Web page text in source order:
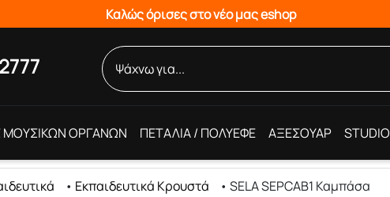
Καλώς όρισες στο νέο μας eshop
ΜΟΥΣΙΚΩΝ ΟΡΓΑΝΩΝ ΠΕΤΑΛΙΑ / ΠΟΛΥΕΦΕ ΑΞΕΣΟΥΑΡ STUDIO
• Εκπαιδευτικά Κρουστά • SELA SEPCAB1 Καμπάσα